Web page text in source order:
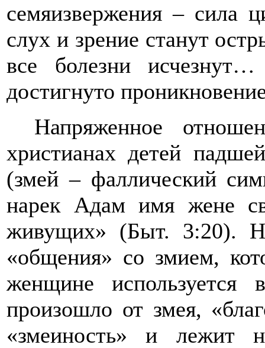
семяизвержения – сила
слух и зрение станут
все болезни
достигнуто
Напряженное
христианах детей
(змей – фаллический
нарек Адам имя жене
живущих» (Быт. 3:20).
«общения» со змием,
женщине используется
произошло от змея,
«змеиность» и лежит